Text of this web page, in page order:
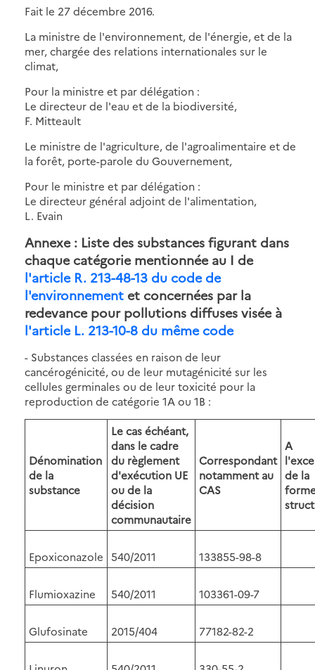
Fait le 27 décembre 2016.
La ministre de l'environnement, de l'énergie, et de la
mer, chargée des relations internationales sur le
climat,
Pour la ministre et par délégation :
Le directeur de l'eau et de la biodiversité,
F. Mitteault
Le ministre de l'agriculture, de l'agroalimentaire et de
la forêt, porte-parole du Gouvernement,
Pour le ministre et par délégation :
Le directeur général adjoint de l'alimentation,
L. Evain
Annexe : Liste des substances figurant dans
chaque catégorie mentionnée au I de
l'article R. 213-48-13 du code de
l'environnement et concernées par la
redevance pour pollutions diffuses visée à
l'article L. 213-10-8 du même code
- Substances classées en raison de leur
cancérogénicité, ou de leur mutagénicité sur les
cellules germinales ou de leur toxicité pour la
reproduction de catégorie 1A ou 1B :
Dénomination
de la
substance
Le cas échéant,
dans le cadre
du règlement
d'exécution UE
ou de la
décision
communautaire
Correspondant
notamment au
CAS
A
de la
Epoxiconazole 540/2011 133855-98-8
Flumioxazine 540/2011 103361-09-7
Glufosinate 2015/404 77182-82-2